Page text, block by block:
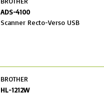
ADS-4100
Scanner Recto-Verso USB
BROTHER
HL-1212W